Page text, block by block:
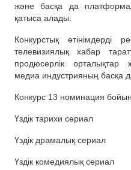
және басқа да
қатыса алады.
Конкурстық өтінімдерді
телевизиялық хабар
продюсерлік орталықтар
медиа индустрияның басқа
Конкурс 13 номинация
Үздік тарихи сериал
Үздік драмалық сериал
Үздік комедиялық сериал